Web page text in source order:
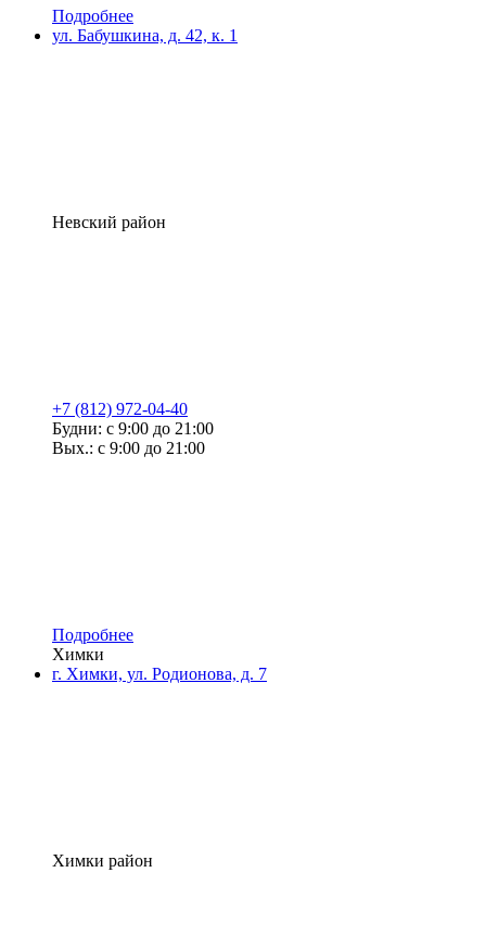
Подробнее
ул. Бабушкина, д. 42, к. 1
Невский район
+7 (812) 972-04-40
Будни: с 9:00 до 21:00
Вых.: с 9:00 до 21:00
Подробнее
Химки
г. Химки, ул. Родионова, д. 7
Химки район